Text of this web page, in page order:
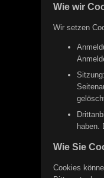
Wie wir
Wir setzen
haben.
Wie Sie
Cookies